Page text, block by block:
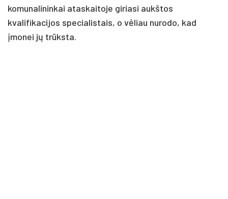
komunalininkai ataskaitoje giriasi aukštos
kvalifikacijos specialistais, o vėliau nurodo, kad
įmonei jų trūksta.